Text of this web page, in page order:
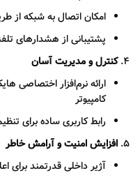
امکان اتصال به شبکه از
پشتیبانی از هشدارهای
کنترل و مدیریت آسان
ارائه نرم‌افزار اختصاصی
کامپیوتر
رابط کاربری ساده برای
افزایش امنیت و آرامش خاطر
آژیر داخلی قدرتمند برای